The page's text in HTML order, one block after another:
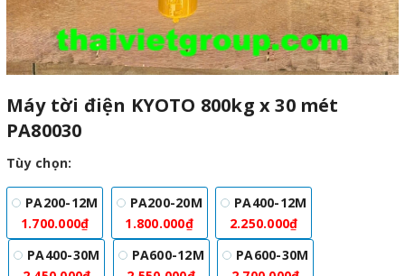
Máy tời điện KYOTO 800kg x 30 mét
PA80030
Tùy chọn:
PA200-12M
1.700.000₫
PA200-20M
1.800.000₫
PA400-12M
2.250.000₫
PA400-30M
PA600-12M
PA600-30M